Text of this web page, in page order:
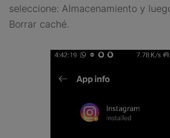
seleccione: Almacenamiento y
Borrar caché.